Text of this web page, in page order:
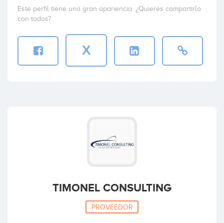
Este perfil tiene una gran apariencia. ¿Quieres compartirlo
con todos?
X
TIMONEL CONSULTING
PROVEEDOR